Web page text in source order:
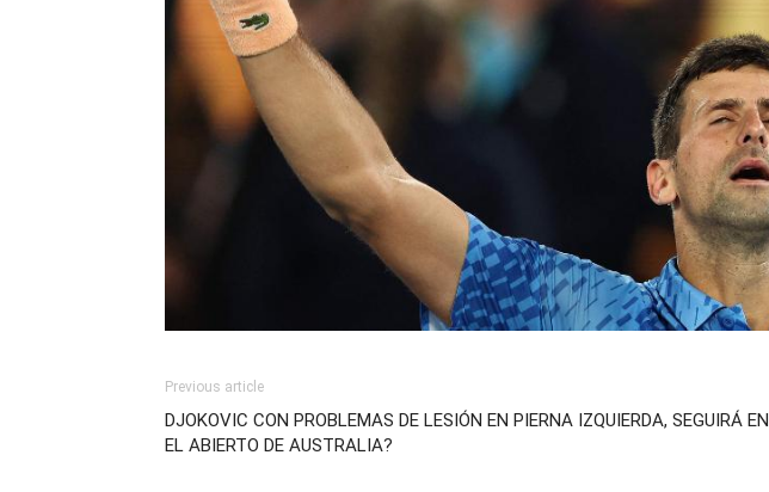
Previous article
DJOKOVIC CON PROBLEMAS DE LESIÓN EN PIERNA IZQUIERDA, SEGUIRÁ EN
EL ABIERTO DE AUSTRALIA?